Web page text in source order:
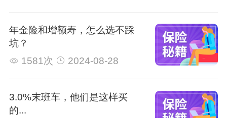
年金险和增额寿，怎么选不踩
坑？
1581次
2024-08-28
3.0%末班车，他们是这样买
的...